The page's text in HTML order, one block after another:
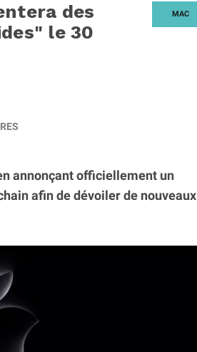
MAC
des
le 30
annonçant officiellement un
afin de dévoiler de nouveaux